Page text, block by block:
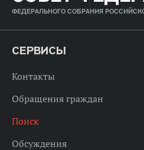
ФЕДЕРАЛЬНОГО СОБРАНИЯ
СЕРВИСЫ
Контакты
Обращения граждан
Поиск
Обсуждения